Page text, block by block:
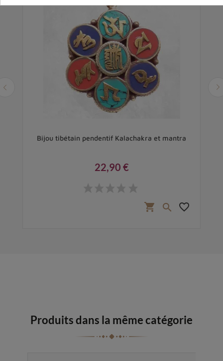
Bijou tibétain pendentif Kalachakra et mantra
22,90 €
shopping_cart  favorite_border
Produits dans la même catégorie